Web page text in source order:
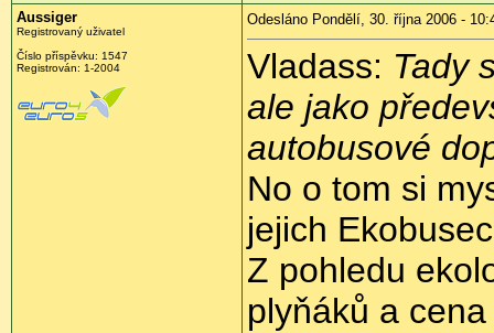
Aussiger
Registrovaný uživatel
Číslo příspěvku: 1547
Registrován: 1-2004
Odesláno Pondělí, 30. října 2006 -
Vladass: Tady
ale jako
autobusové
No o tom si
jejich
Z pohledu
plyňáků a